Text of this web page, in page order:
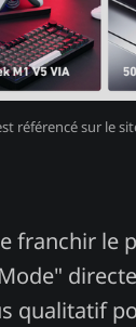
référencé sur le
franchir le
qualitatif